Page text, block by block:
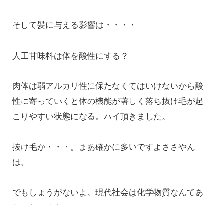
そして髪に与える影響は・・・・
人工甘味料は体を酸性にする？
肉体は弱アルカリ性に保たなくてはいけないから酸
性に寄っていくと体の機能が著しく落ち抜け毛が起
こりやすい状態になる。ハイ頂きました。
抜け毛か・・・。まあ確かに多いですよささやん
は。
でもしょうがないよ。現代社会は化学物質なんてあ